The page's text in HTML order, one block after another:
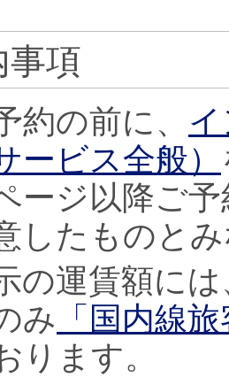
事項
約の前に、
ービス全般）
ージ以降ご
したものと
の運賃額に
み 「国内線
ります。